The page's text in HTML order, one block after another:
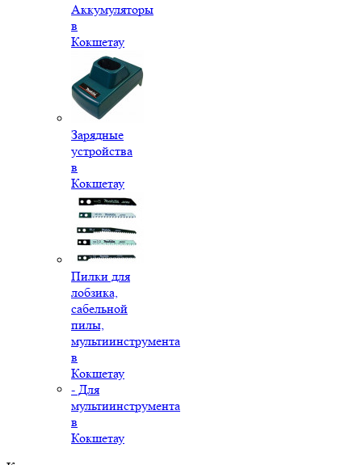
Аккумуляторы
в
Кокшетау
Зарядные
устройства
в
Кокшетау
Пилки для
лобзика,
сабельной
пилы,
мультиинструмента
в
Кокшетау
- Для
мультиинструмента
в
Кокшетау